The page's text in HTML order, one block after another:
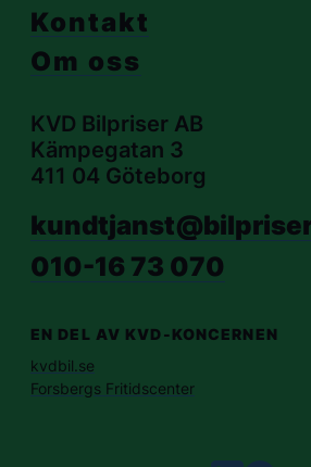
Kontakt
Om oss
KVD Bilpriser AB
Kämpegatan 3
411 04 Göteborg
010-16 73 070
EN DEL AV KVD-KONCERNEN
kvdbil.se
Forsbergs Fritidscenter